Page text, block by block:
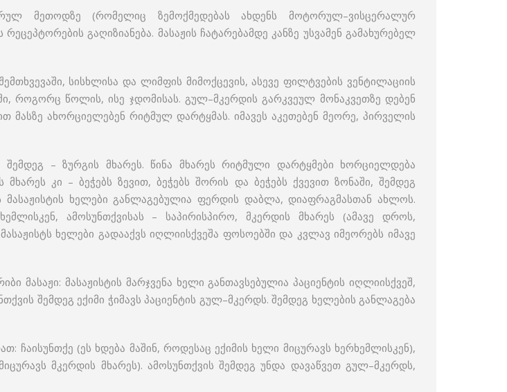
მეთოდზე (რომელიც ზემოქმედებას ახდენს მოტორულ–ვისცერალურ
გაღიზიანება. მასაჟის ჩატარებამდე კანზე უსვამენ გამახურებელ
სისხლისა და ლიმფის მიმოქცევის, ასევე ფილტვების ვენტილაციის
როგორც წოლის, ისე ჯდომისას. გულ–მკერდის გარკვეულ მონაკვეთზე დებენ
ახორციელებენ რიტმულ დარტყმას. იმავეს აკეთებენ მეორე, პირველის
– ზურგის მხარეს. წინა მხარეს რიტმული დარტყმები ხორციელდება
კი – ბეჭებს ზევით, ბეჭებს შორის და ბეჭებს ქვევით ზონაში, შემდეგ
ხელები განლაგებულია ფერდის დაბლა, დიაფრაგმასთან ახლოს.
ამოსუნთქვისას – საპირისპირო, მკერდის მხარეს (ამავე დროს,
ხელები გადააქვს იღლიისქვეშა ფოსოებში და კვლავ იმეორებს იმავე
მასაჟი: მასაჟისტის მარჯვენა ხელი განთავსებულია პაციენტის იღლიისქვეშ,
შემდეგ ექიმი ჭიმავს პაციენტის გულ–მკერდს. შემდეგ ხელების განლაგება
ჩაისუნთქე (ეს ხდება მაშინ, როდესაც ექიმის ხელი მიცურავს ხერხემლისკენ),
მკერდის მხარეს). ამოსუნთქვის შემდეგ უნდა დავაწვეთ გულ–მკერდს,